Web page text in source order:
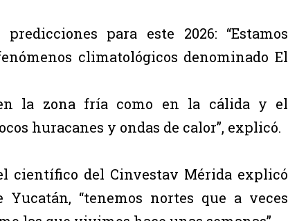
para este 2026: “Estamos
climatológicos denominado El
la zona fría como en la cálida y el
huracanes y ondas de calor”, explicó.
científico del Cinvestav Mérida explicó
“tenemos nortes que a veces